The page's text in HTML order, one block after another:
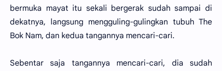
bermuka mayat itu sekali bergerak sudah sampai di
dekatnya, langsung mengguling-gulingkan tubuh The
Bok Nam, dan kedua tangannya mencari-cari.
Sebentar saja tangannya mencari-cari, dia sudah